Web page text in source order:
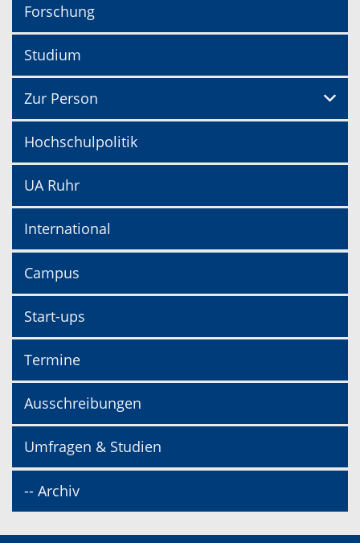
Forschung
Studium
Zur Person
Hochschulpolitik
UA Ruhr
International
Campus
Start-ups
Termine
Ausschreibungen
Umfragen & Studien
-- Archiv